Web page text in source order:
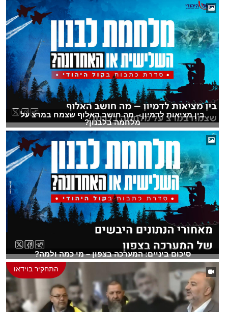
בין מציאות לדמיון – מה חושב האלוף שצמח במרצ על
מלחמה בלבנון?
סיכום ביניים: המערכה בצפון – מי כמה ולמה?
התחקיר בוידאו